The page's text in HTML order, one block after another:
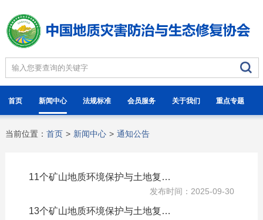
首页 新闻中心 法规标准 会员服务 关于我们 重点专题
当前位置： 首页 > 新闻中心 > 通知公告
11个矿山地质环境保护与土地复垦方案审查结果的公示
发布时间：2025-09-30
13个矿山地质环境保护与土地复垦方案通过审查的公告